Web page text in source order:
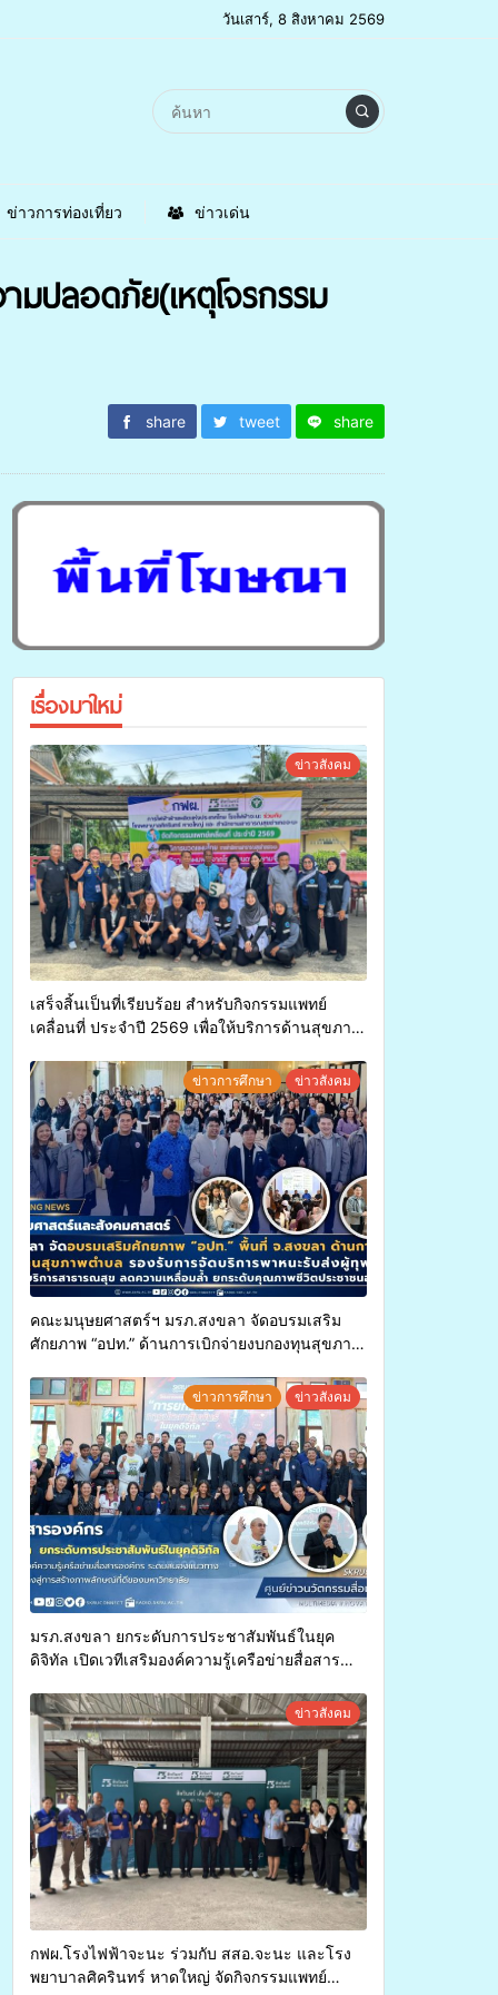
วันเสาร์, 8 สิงหาคม 2569
ข่าวการท่องเที่ยว ข่าวเด่น
ปลอดภัย(เหตุโจรกรรม
share tweet share
เรื่องมาใหม่
ข่าวสังคม
เสร็จสิ้นเป็นที่เรียบร้อย สำหรับกิจกรรมแพทย์
เคลื่อนที่ ประจำปี 2569 เพื่อให้บริการด้านสุขภาพ
ข่าวการศึกษา ข่าวสังคม
คณะมนุษยศาสตร์ฯ มรภ.สงขลา จัดอบรมเสริม
ศักยภาพ “อปท.” ด้านการเบิกจ่ายงบกองทุนสุขภาพ
ทุพพลภาพเพื่อเข้ารับบริการสาธารณสุข ลดความ
เหลื่อมล้ำ ยกระดับคุณภาพชีวิตประชาชนอย่าง
ยั่งยืน
ข่าวการศึกษา ข่าวสังคม
มรภ.สงขลา ยกระดับการประชาสัมพันธ์ในยุค
ดิจิทัล เปิดเวทีเสริมองค์ความรู้เครือข่ายสื่อสาร
การสร้างภาพลักษณ์ที่ดีของมหาวิทยาลัยข่าวสังคม
กฟผ.โรงไฟฟ้าจะนะ ร่วมกับ สสอ.จะนะ และโรง
พยาบาลศิครินทร์ หาดใหญ่ จัดกิจกรรมแพทย์